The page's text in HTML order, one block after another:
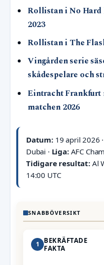
Rollistan i No Hard
2023
Rollistan i The
Vingården serie
skådespelare och
Eintracht Frankfurt
matchen 2026
Datum:19 april 2026 ·
Dubai · Liga:AFC
Tidigare resultat:Al
14:00 UTC
SNABBÖVERSIKT
1
BEKRÄFTADE
FAKTA